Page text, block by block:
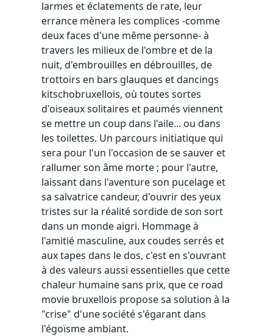
larmes et éclatements de rate, leur
errance mènera les complices -comme
deux faces d'une même personne- à
travers les milieux de l'ombre et de la
nuit, d'embrouilles en débrouilles, de
trottoirs en bars glauques et dancings
kitschobruxellois, où toutes sortes
d'oiseaux solitaires et paumés viennent
se mettre un coup dans l'aile... ou dans
les toilettes. Un parcours initiatique qui
sera pour l'un l'occasion de se sauver et
rallumer son âme morte ; pour l'autre,
laissant dans l'aventure son pucelage et
sa salvatrice candeur, d'ouvrir des yeux
tristes sur la réalité sordide de son sort
dans un monde aigri. Hommage à
l'amitié masculine, aux coudes serrés et
aux tapes dans le dos, c'est en s'ouvrant
à des valeurs aussi essentielles que cette
chaleur humaine sans prix, que ce road
movie bruxellois propose sa solution à la
"crise" d'une société s'égarant dans
l'égoïsme ambiant.